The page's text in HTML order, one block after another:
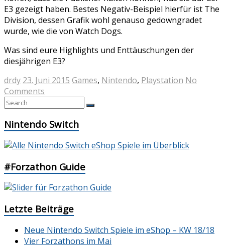
E3 gezeigt haben. Bestes Negativ-Beispiel hierfür ist The
Division, dessen Grafik wohl genauso gedowngradet
wurde, wie die von Watch Dogs.
Was sind eure Highlights und Enttäuschungen der
diesjährigen E3?
drdy 23. Juni 2015 Games, Nintendo, Playstation No
Comments
Nintendo Switch
#Forzathon Guide
Letzte Beiträge
Neue Nintendo Switch Spiele im eShop – KW 18/18
Vier Forzathons im Mai